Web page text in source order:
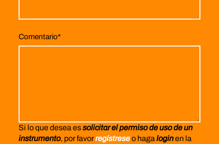
Comentario*
Si lo que desea essolicitar el permiso de uso de un
instrumento, por favorregístreseo haga loginen la